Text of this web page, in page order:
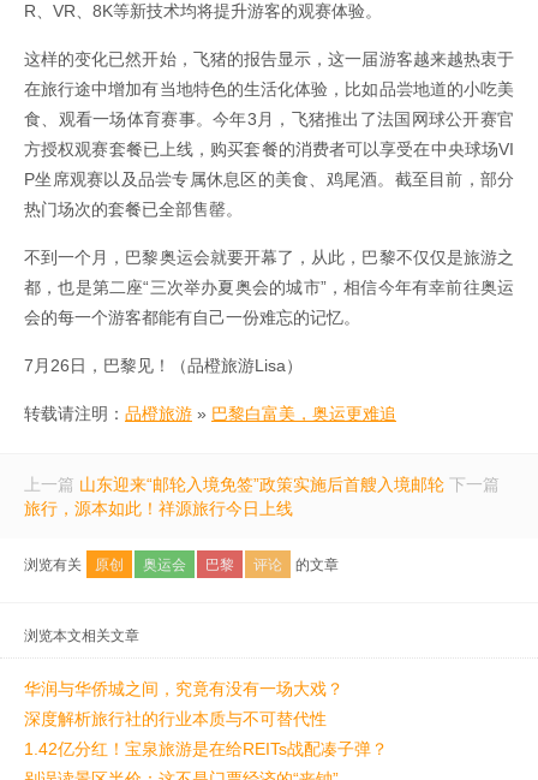
R、VR、8K等新技术均将提升游客的观赛体验。
这样的变化已然开始，飞猪的报告显示，这一届游客越来越热衷于
在旅行途中增加有当地特色的生活化体验，比如品尝地道的小吃美
食、观看一场体育赛事。今年3月，飞猪推出了法国网球公开赛官
方授权观赛套餐已上线，购买套餐的消费者可以享受在中央球场VI
P坐席观赛以及品尝专属休息区的美食、鸡尾酒。截至目前，部分
热门场次的套餐已全部售罄。
不到一个月，巴黎奥运会就要开幕了，从此，巴黎不仅仅是旅游之
都，也是第二座“三次举办夏奥会的城市”，相信今年有幸前往奥运
会的每一个游客都能有自己一份难忘的记忆。
7月26日，巴黎见！（品橙旅游Lisa）
转载请注明： 品橙旅游 » 巴黎白富美，奥运更难追
上一篇 山东迎来“邮轮入境免签”政策实施后首艘入境邮轮 下一篇
旅行，源本如此！祥源旅行今日上线
浏览有关 原创 奥运会 巴黎 评论 的文章
浏览本文相关文章
华润与华侨城之间，究竟有没有一场大戏？
深度解析旅行社的行业本质与不可替代性
1.42亿分红！宝泉旅游是在给REITs战配凑子弹？